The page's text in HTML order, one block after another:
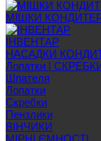
МІШКИ
ІНВЕНТАР
НАСАДКИ
Лопатки |
Шпателя
Лопатки
Скребки
Пензлики
ВІНЧИКИ
МІРНІ ЄМНОСТІ